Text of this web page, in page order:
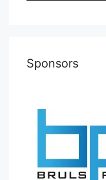
Sponsors